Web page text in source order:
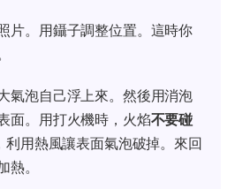
片。用鑷子調整位置。這時你
氣泡自己浮上來。然後用消泡
面。用打火機時，火焰不要碰
用熱風讓表面氣泡破掉。來回
熱。